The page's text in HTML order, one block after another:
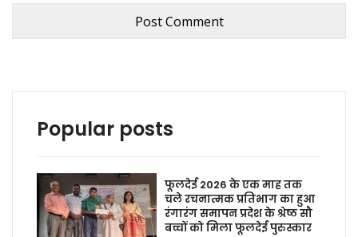
Popular posts
फूलदेई 2026 के एक माह तक
चले रचनात्मक प्रतिभाग का हुआ
रंगारंग समापन प्रदेश के श्रेष्ठ सौ
बच्चों को मिला फूलदेई पुरुस्कार